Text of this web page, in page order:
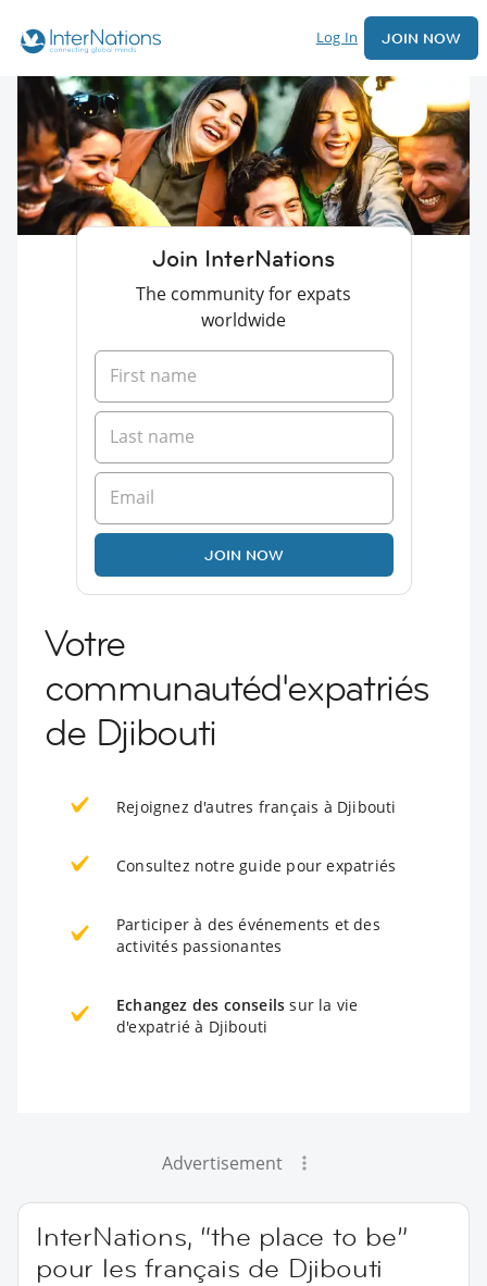
Log In JOIN NOW
Join InterNations
The community for expats
worldwide
JOIN NOW
Votre
communautéd'expatriés
de Djibouti
Rejoignez d'autres français à Djibouti
Consultez notre guide pour expatriés
Participer à des événements et des
activités passionantes
Echangez des conseils sur la vie
d'expatrié à Djibouti
Advertisement
InterNations, “the place to be”
pour les français de Djibouti